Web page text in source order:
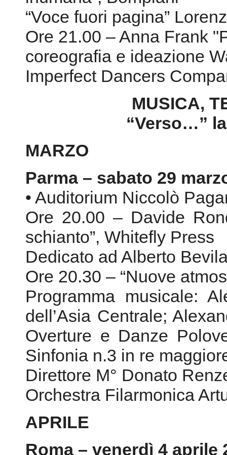
MUSICA,
“Verso…”
MARZO
Parma – sabato 29
• Auditorium Niccolò
Ore 20.00 – Davide
schianto”, Whitefly Press
Dedicato ad Alberto
Ore 20.30 – “Nuove
Programma musicale:
dell’Asia Centrale;
Overture e Danze
Sinfonia n.3 in re
Direttore M° Donato
Orchestra Filarmonica
APRILE
Roma – venerdì 4 aprile
• Teatro
06/6875550)
Ore 20.40 – Daniele
Nottetempo